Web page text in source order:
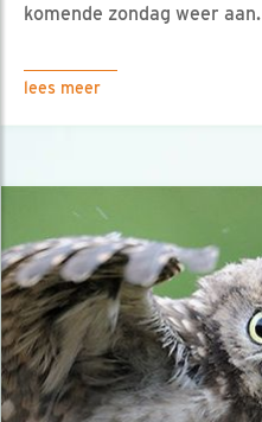
komende zondag weer aan.
lees meer